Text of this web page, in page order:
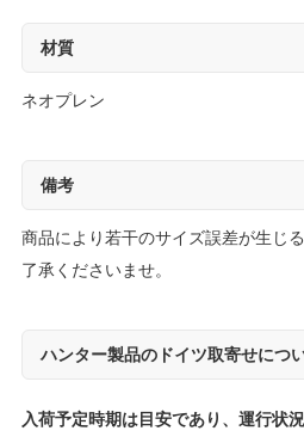
材質
ネオプレン
備考
商品により若干のサイズ誤差が生じ
了承くださいませ。
ハンター製品のドイツ取寄せにつ
入荷予定時期は目安であり、運行状